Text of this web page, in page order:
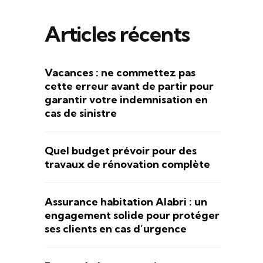
Articles récents
Vacances : ne commettez pas
cette erreur avant de partir pour
garantir votre indemnisation en
cas de sinistre
Quel budget prévoir pour des
travaux de rénovation complète
Assurance habitation Alabri : un
engagement solide pour protéger
ses clients en cas d’urgence